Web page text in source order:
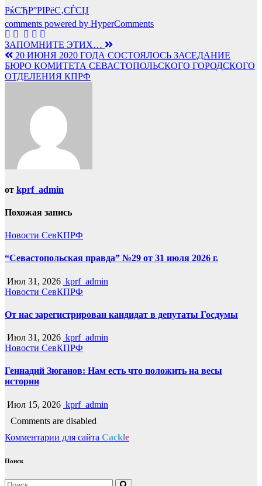
РќСЂР°РІРёС‚СЃСЏ
comments powered by HyperComments
Навигация
по
записям
ЗАПОМНИТЕ ЭТИХ…
20 ИЮНЯ 2020 ГОДА СОСТОЯЛОСЬ ЗАСЕДАНИЕ
БЮРО КОМИТЕТА СЕВАСТОПОЛЬСКОГО ГОРОДСКОГО
ОТДЕЛЕНИЯ КПРФ
от kprf_admin
Похожая запись
Новости СевКПРФ
“Севастопольская правда” №29 от 31 июля 2026 г.
Июл 31, 2026 kprf_admin
Новости СевКПРФ
От нас зарегистрирован кандидат в депутаты Госдумы
Июл 31, 2026 kprf_admin
Новости СевКПРФ
Геннадий Зюганов: Нам есть что положить на весы
истории
Июл 15, 2026 kprf_admin
Comments are disabled
Комментарии для сайта Cackle
Поиск